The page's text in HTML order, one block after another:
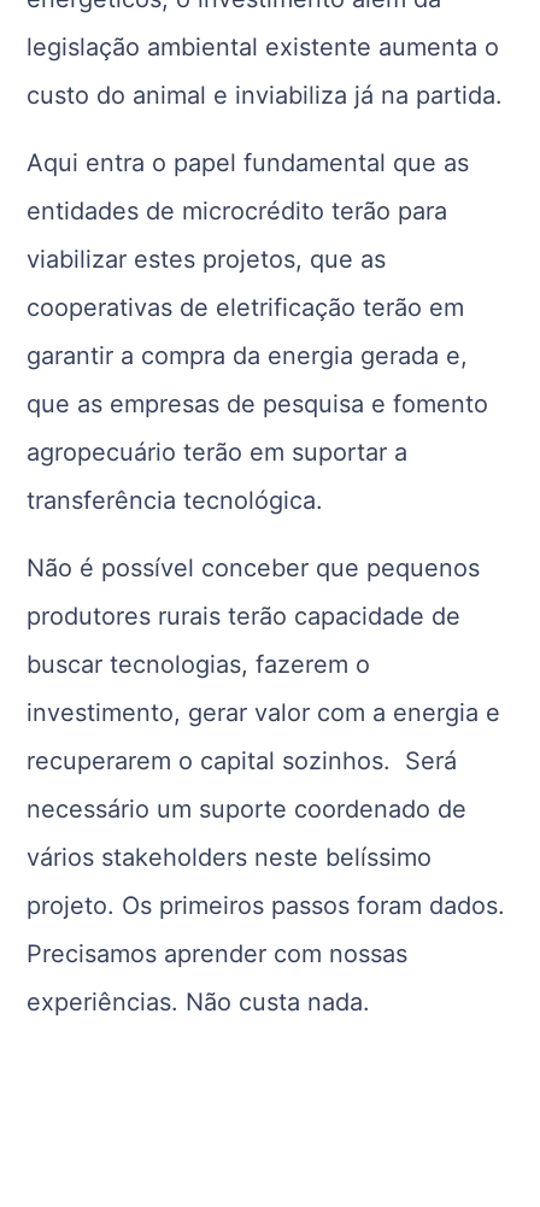
legislação ambiental existente aumenta o
custo do animal e inviabiliza já na partida.
Aqui entra o papel fundamental que as
entidades de microcrédito terão para
viabilizar estes projetos, que as
cooperativas de eletrificação terão em
garantir a compra da energia gerada e,
que as empresas de pesquisa e fomento
agropecuário terão em suportar a
transferência tecnológica.
Não é possível conceber que pequenos
produtores rurais terão capacidade de
buscar tecnologias, fazerem o
investimento, gerar valor com a energia e
recuperarem o capital sozinhos. Será
necessário um suporte coordenado de
vários stakeholders neste belíssimo
projeto. Os primeiros passos foram dados.
Precisamos aprender com nossas
experiências. Não custa nada.